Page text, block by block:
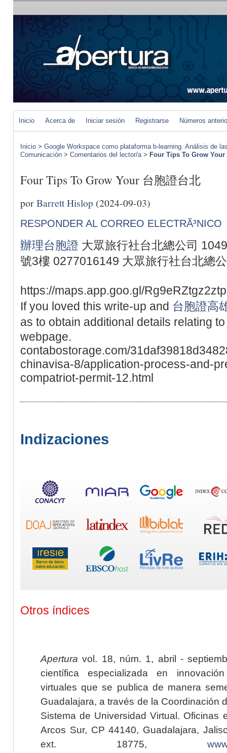
Inicio Acerca de Iniciar sesión Registrarse Números
Inicio > Google Workspace como plataforma b-learning. Análisis de
Comunicación > Comentarios del lector/a> Four Tips To Grow Your
Four Tips To Grow Your 台胞證台北
porBarrett Hislop (2024-09-03)
RESPONDER AL CORREO ELECTRÃ³NICO
辦理台胞證 大眾旅行社台北總公司
號3樓 0277016149 大眾旅行社台北總
https://maps.app.goo.gl/
If you loved this write-up and 台胞證高
as to obtain additional details relating
webpage.
contabostorage.com/
chinavisa-8/application-process-and-
compatriot-permit-12.html
Indizaciones
Otros índices
Apertura vol. 18, núm. 1, abril -
científica especializada en
virtuales que se publica de manera
Guadalajara, a través de la Coordinación
Sistema de Universidad Virtual. Oficinas
Arcos Sur, CP 44140, Guadalajara,
ext. 18775,